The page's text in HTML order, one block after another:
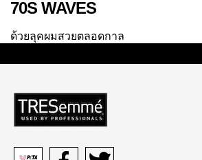
70S WAVES
ด้วยลุคผมสวยตลอดกาล